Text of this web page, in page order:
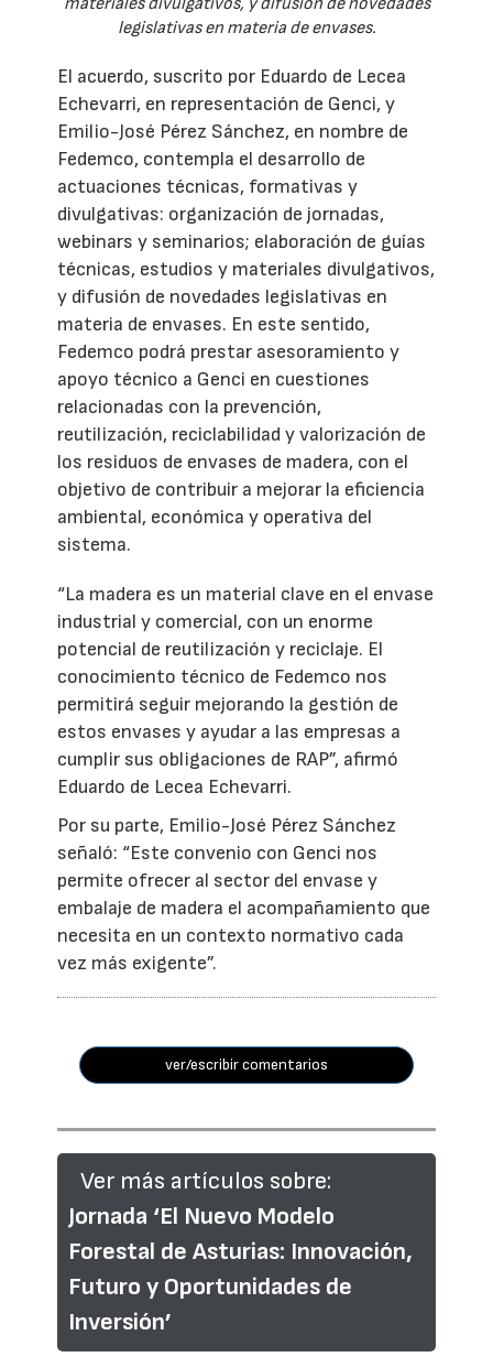
materiales divulgativos, y difusión de novedades
legislativas en materia de envases.
El acuerdo, suscrito por Eduardo de Lecea
Echevarri, en representación de Genci, y
Emilio-José Pérez Sánchez, en nombre de
Fedemco, contempla el desarrollo de
actuaciones técnicas, formativas y
divulgativas: organización de jornadas,
webinars y seminarios; elaboración de guías
técnicas, estudios y materiales divulgativos,
y difusión de novedades legislativas en
materia de envases. En este sentido,
Fedemco podrá prestar asesoramiento y
apoyo técnico a Genci en cuestiones
relacionadas con la prevención,
reutilización, reciclabilidad y valorización de
los residuos de envases de madera, con el
objetivo de contribuir a mejorar la eficiencia
ambiental, económica y operativa del
sistema.
“La madera es un material clave en el envase
industrial y comercial, con un enorme
potencial de reutilización y reciclaje. El
conocimiento técnico de Fedemco nos
permitirá seguir mejorando la gestión de
estos envases y ayudar a las empresas a
cumplir sus obligaciones de RAP”, afirmó
Eduardo de Lecea Echevarri.
Por su parte, Emilio-José Pérez Sánchez
señaló: “Este convenio con Genci nos
permite ofrecer al sector del envase y
embalaje de madera el acompañamiento que
necesita en un contexto normativo cada
vez más exigente”.
ver/escribir comentarios
Ver más artículos sobre:
Jornada ‘El Nuevo Modelo
Forestal de Asturias: Innovación,
Futuro y Oportunidades de
Inversión’